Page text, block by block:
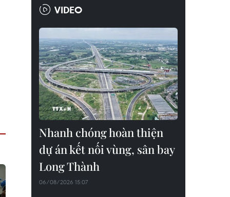
VIDEO
Nhanh chóng hoàn thiện
dự án kết nối vùng, sân bay
Long Thành
06/08/2026 15:07